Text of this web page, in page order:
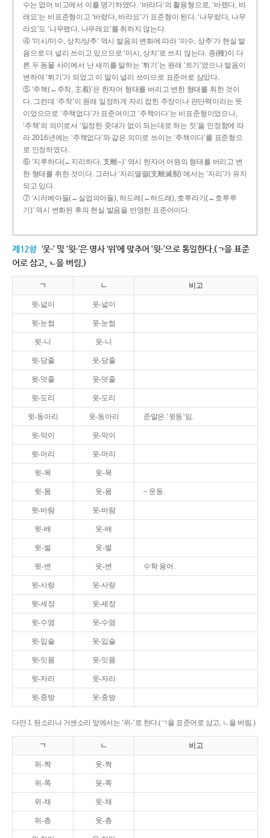
수는 없어 비고에서 이를 명기하였다. ‘바라다’의 활용형으로, ‘바랬다, 바
래요’는 비표준형이고 ‘바랐다, 바라요’가 표준형이 된다. ‘나무랐다, 나무
라요’도 ‘나무랬다, 나무래요’를 취하지 않는다.
④ ‘미시/미수, 상치/상추’ 역시 발음의 변화에 따라 ‘미수, 상추’가 현실 발
음으로 더 널리 쓰이고 있으므로 ‘미시, 상치’로 쓰지 않는다. 종(種)이 다
른 두 동물 사이에서 난 새끼를 말하는 ‘튀기’는 원래 ‘트기’였으나 발음이
변하여 ‘튀기’가 되었고 이 말이 널리 쓰이므로 표준어로 삼았다.
⑤ ‘주책(←주착, 主着)’은 한자어 형태를 버리고 변한 형태를 취한 것이
다. 그런데 ‘주착’이 원래 일정하게 자리 잡힌 주장이나 판단력이라는 뜻
이었으므로 ‘주책없다’가 표준어이고 ‘주책이다’는 비표준형이었으나,
‘주책’의 의미로서 ‘일정한 줏대가 없이 되는대로 하는 짓’을 인정함에 따
라 2016년에는 ‘주책없다’와 같은 의미로 쓰이는 ‘주책이다’를 표준형으
로 인정하였다.
⑥ ‘지루하다(←지리하다, 支離--)’ 역시 한자어 어원의 형태를 버리고 변
한 형태를 취한 것이다. 그러나 ‘지리멸렬(支離滅裂)’에서는 ‘지리’가 유지
되고 있다.
⑦ ‘시러베아들(←실업의아들), 허드레(←허드래), 호루라기(←호루루
기)’ 역시 변화된 후의 현실 발음을 반영한 표준어이다.
제12항 ‘웃-’ 및 ‘윗-’은 명사 ‘위’에 맞추어 ‘윗-’으로 통일한다.(ㄱ을 표준
어로 삼고, ㄴ을 버림.)
ㄱ ㄴ 비고
윗-넓이 웃-넓이
윗-눈썹 웃-눈썹
윗-니 웃-니
윗-당줄 웃-당줄
윗-덧줄 웃-덧줄
윗-도리 웃-도리
윗-동아리 웃-동아리 준말은 ‘윗동’임.
윗-막이 웃-막이
윗-머리 웃-머리
윗-목 웃-목
윗-몸 웃-몸 ~ 운동.
윗-바람 웃-바람
윗-배 웃-배
윗-벌 웃-벌
윗-변 웃-변 수학 용어.
윗-사랑 웃-사랑
윗-세장 웃-세장
윗-수염 웃-수염
윗-입술 웃-입술
윗-잇몸 웃-잇몸
윗-자리 웃-자리
윗-중방 웃-중방
다만 1. 된소리나 거센소리 앞에서는 ‘위-’로 한다.(ㄱ을 표준어로 삼고, ㄴ을 버림.)
ㄱ ㄴ 비고
위-짝 웃-짝
위-쪽 웃-쪽
위-채 웃-채
위-층 웃-층